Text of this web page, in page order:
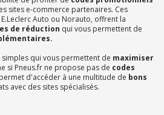
sites e-commerce partenaires. Ces
Auto ou Norauto, offrent la
de réduction qui vous permettent de
simples qui vous permettent de maximiser
si Pneus.fr ne propose pas de codes
d'accéder à une multitude de bons
avec des sites spécialisés.